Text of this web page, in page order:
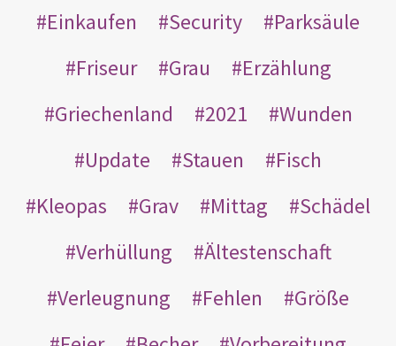
Einkaufen Security
Parksäule
Friseur
Grau
Erzählung
Griechenland
2021
Wunden
Update
Stauen
Fisch
Kleopas
Grav Mittag
Schädel
Verhüllung
Ältestenschaft
Verleugnung
Fehlen
Größe